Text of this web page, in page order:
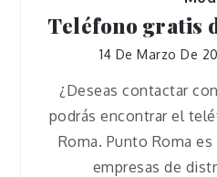
Teléfono gratis
14 De Marzo De
¿Deseas contactar
podrás encontrar el
Roma. Punto Roma
empresas de